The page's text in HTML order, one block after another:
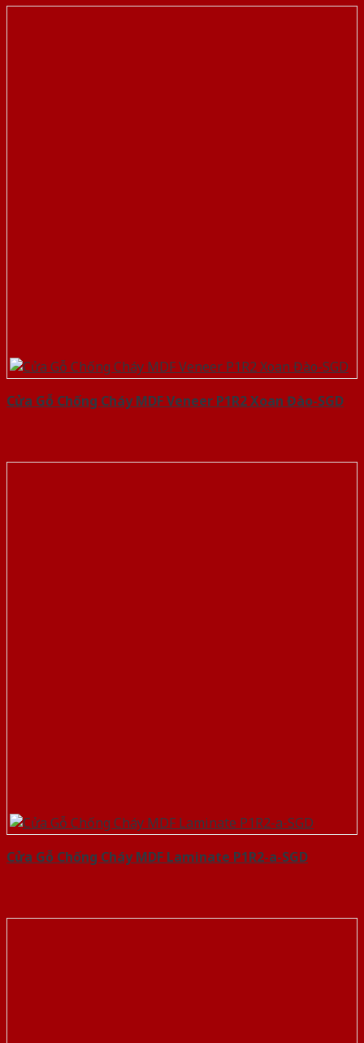
Cửa Gỗ Chống Cháy MDF Veneer P1R2 Xoan Đào-SGD
Cửa Gỗ Chống Cháy MDF Laminate P1R2-a-SGD